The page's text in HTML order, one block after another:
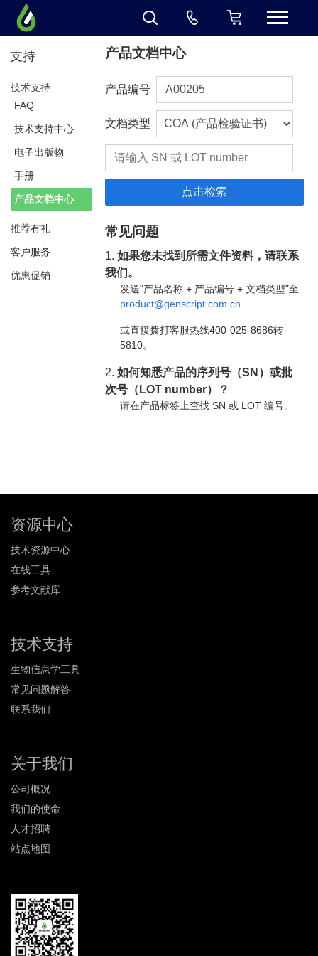
支持
技术支持
FAQ
技术支持中心
电子出版物
手册
产品文档中心
推荐有礼
客户服务
优惠促销
产品文档中心
产品编号
文档类型
常见问题
1.如果您未找到所需文件资料，请联系
我们。
发送"产品名称 + 产品编号 + 文档类型"至
product@genscript.com.cn
或直接拨打客服热线400-025-8686转
5810。
2.如何知悉产品的序列号（SN）或批
次号（LOT number）？
请在产品标签上查找 SN 或 LOT 编号。
资源中心
技术资源中心
在线工具
参考文献库
技术支持
生物信息学工具
常见问题解答
联系我们
关于我们
公司概况
我们的使命
人才招聘
站点地图